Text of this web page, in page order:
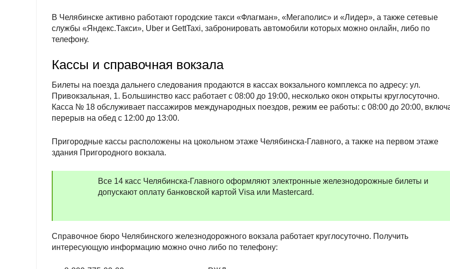
В Челябинске активно работают городские такси «Флагман», «Мегаполис» и «Лидер», а также сетевые
службы «Яндекс.Такси», Uber и GettTaxi, забронировать автомобили которых можно онлайн, либо по
телефону.
Кассы и справочная вокзала
Билеты на поезда дальнего следования продаются в кассах вокзального комплекса по адресу: ул.
Привокзальная, 1. Большинство касс работает с 08:00 до 19:00, несколько окон открыты круглосуточно.
Касса № 18 обслуживает пассажиров международных поездов, режим ее работы: с 08:00 до 20:00,
перерыв на обед с 12:00 до 13:00.
Пригородные кассы расположены на цокольном этаже Челябинска-Главного, а также на первом этаже
здания Пригородного вокзала.
Все 14 касс Челябинска-Главного оформляют электронные железнодорожные билеты и
допускают оплату банковской картой Visa или Mastercard.
Справочное бюро Челябинского железнодорожного вокзала работает круглосуточно. Получить
интересующую информацию можно очно либо по телефону: